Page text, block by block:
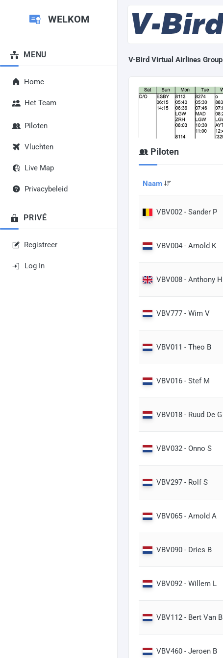
WELKOM
MENU
Home
Het Team
Piloten
Vluchten
Live Map
Privacybeleid
PRIVÉ
Registreer
Log In
V-Bird Virtual Airlines Group
Piloten
Naam
VBV002 - Sander P
VBV004 - Arnold K
VBV008 - Anthony H
VBV777 - Wim V
VBV011 - Theo B
VBV016 - Stef M
VBV018 - Ruud De G
VBV032 - Onno S
VBV297 - Rolf S
VBV065 - Arnold A
VBV090 - Dries B
VBV092 - Willem L
VBV112 - Bert Van B
VBV460 - Jeroen B